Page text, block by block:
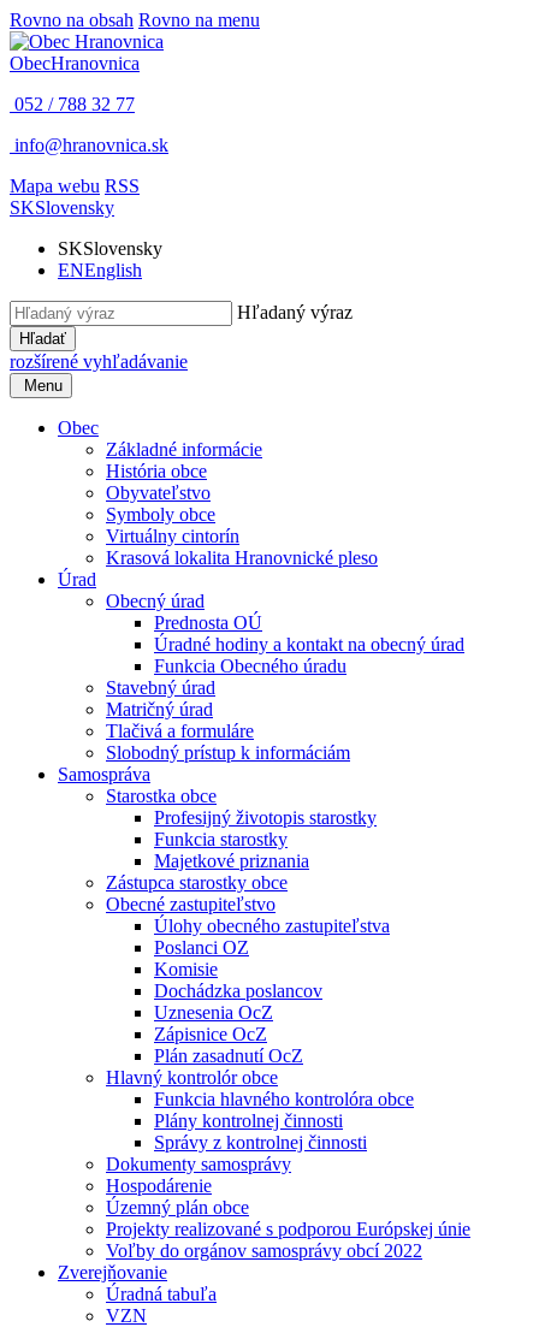
Rovno na obsah Rovno na menu
ObecHranovnica
052 / 788 32 77
info@hranovnica.sk
Mapa webu RSS
SKSlovensky
SKSlovensky
ENEnglish
Hľadaný výraz
Hľadať
rozšírené vyhľadávanie
Menu
Obec
Základné informácie
História obce
Obyvateľstvo
Symboly obce
Virtuálny cintorín
Krasová lokalita Hranovnické pleso
Úrad
Obecný úrad
Prednosta OÚ
Úradné hodiny a kontakt na obecný úrad
Funkcia Obecného úradu
Stavebný úrad
Matričný úrad
Tlačivá a formuláre
Slobodný prístup k informáciám
Samospráva
Starostka obce
Profesijný životopis starostky
Funkcia starostky
Majetkové priznania
Zástupca starostky obce
Obecné zastupiteľstvo
Úlohy obecného zastupiteľstva
Poslanci OZ
Komisie
Dochádzka poslancov
Uznesenia OcZ
Zápisnice OcZ
Plán zasadnutí OcZ
Hlavný kontrolór obce
Funkcia hlavného kontrolóra obce
Plány kontrolnej činnosti
Správy z kontrolnej činnosti
Dokumenty samosprávy
Hospodárenie
Územný plán obce
Projekty realizované s podporou Európskej únie
Voľby do orgánov samosprávy obcí 2022
Zverejňovanie
Úradná tabuľa
VZN